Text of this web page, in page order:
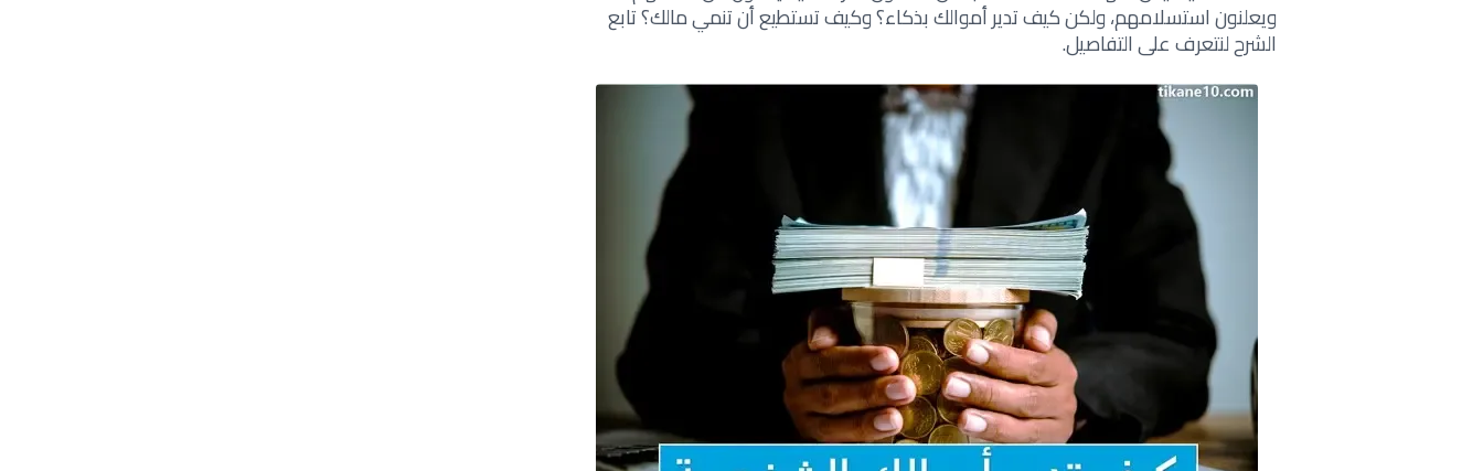
ويعلنون استسلامهم، ولكن كيف تدير أموالك بذكاء؟ وكيف تستطيع أن تنمي مالك؟ تابع
الشرح لنتعرف على التفاصيل.